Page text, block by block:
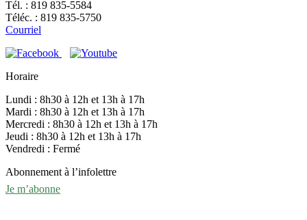
Tél. : 819 835-5584
Téléc. : 819 835-5750
Courriel
Horaire
Lundi : 8h30 à 12h et 13h à 17h
Mardi : 8h30 à 12h et 13h à 17h
Mercredi : 8h30 à 12h et 13h à 17h
Jeudi : 8h30 à 12h et 13h à 17h
Vendredi : Fermé
Abonnement à l’infolettre
Je m’abonne